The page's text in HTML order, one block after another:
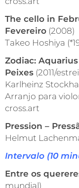
The cello in
Fevereiro (2008)
Takeo Hoshiya
Zodiac:
Peixes (2011/
Karlheinz
Arranjo para
cross.art
Pression –
Helmut
Intervalo (10
Entre os
mundial)